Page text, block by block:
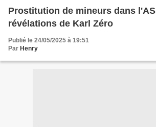
Prostitution de mineurs dans
révélations de Karl Zéro
Publié le 24/05/2025 à 19:51
Par Henry